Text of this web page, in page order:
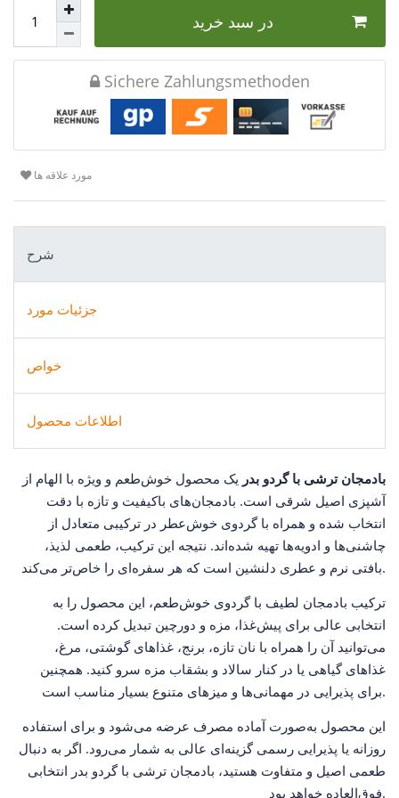
در سبد خرید
Sichere Zahlungsmethoden
مورد علاقه ها
شرح
جزئیات مورد
خواص
اطلاعات محصول
بادمجان ترشی با گردو بدر یک محصول خوش‌طعم و ویژه با الهام از
آشپزی اصیل شرقی است. بادمجان‌های باکیفیت و تازه با دقت
انتخاب شده و همراه با گردوی خوش‌عطر در ترکیبی متعادل از
چاشنی‌ها و ادویه‌ها تهیه شده‌اند. نتیجه این ترکیب، طعمی لذیذ،
بافتی نرم و عطری دلنشین است که هر سفره‌ای را خاص‌تر می‌کند.
ترکیب بادمجان لطیف با گردوی خوش‌طعم، این محصول را به
انتخابی عالی برای پیش‌غذا، مزه و دورچین تبدیل کرده است.
می‌توانید آن را همراه با نان تازه، برنج، غذاهای گوشتی، مرغ،
غذاهای گیاهی یا در کنار سالاد و بشقاب مزه سرو کنید. همچنین
برای پذیرایی در مهمانی‌ها و میزهای متنوع بسیار مناسب است.
این محصول به‌صورت آماده مصرف عرضه می‌شود و برای استفاده
روزانه یا پذیرایی رسمی گزینه‌ای عالی به شمار می‌رود. اگر به دنبال
طعمی اصیل و متفاوت هستید، بادمجان ترشی با گردو بدر انتخابی
فوق‌العاده خواهد بود.